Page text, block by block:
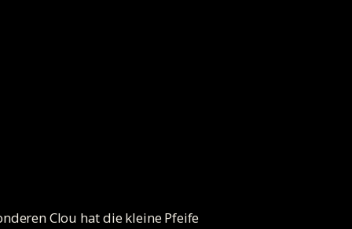
Clou hat die kleine Pfeife